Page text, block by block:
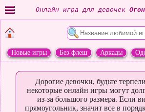
Онлайн игра для девочек
Новые игры Без флеш Аркады
Дорогие девочки, будьте
некоторые онлайн игры могут
из-за большого размера. Если
прямоугольник, значит все в